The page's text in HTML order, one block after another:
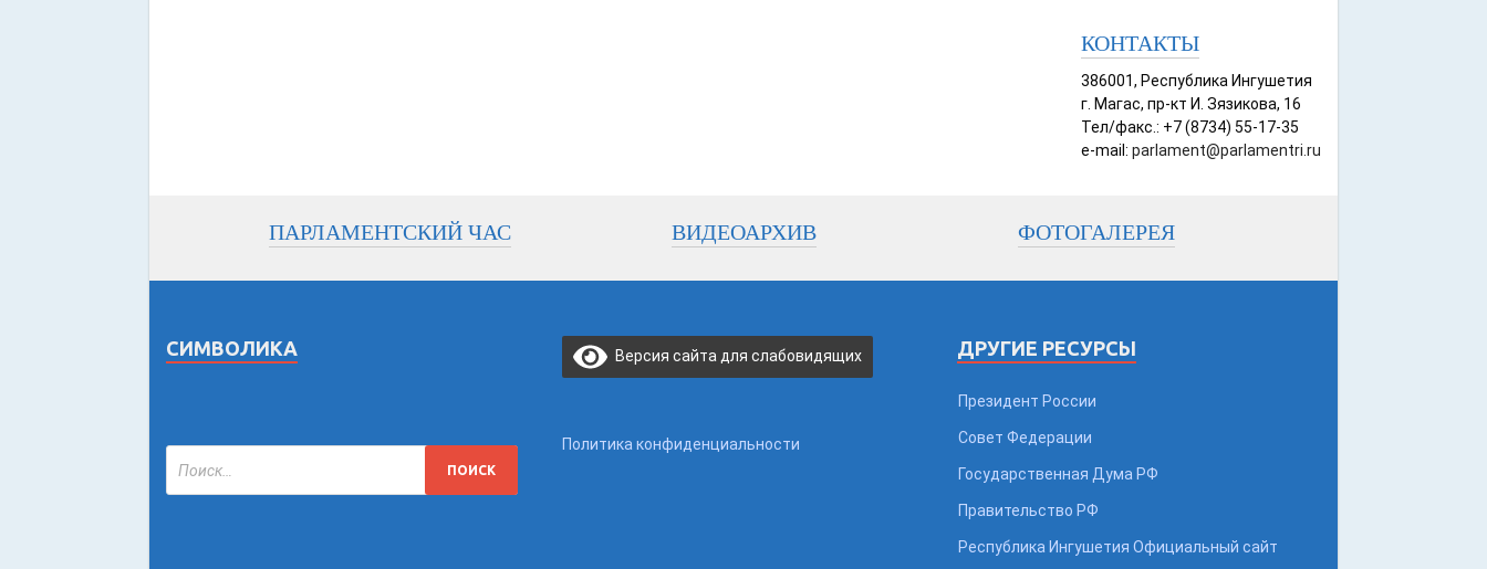
КОНТАКТЫ
386001, Республика Ингушетия
г. Магас, пр-кт И. Зязикова, 16
Тел/факс.: +7 (8734) 55-17-35
e-mail: parlament@parlamentri.ru
ПАРЛАМЕНТСКИЙ ЧАС ВИДЕОАРХИВ ФОТОГАЛЕРЕЯ
СИМВОЛИКА Версия сайта для слабовидящих
Политика конфиденциальности
ДРУГИЕ РЕСУРСЫ
Президент России
Совет Федерации
Государственная Дума РФ
Правительство РФ
Республика Ингушетия Официальный сайт